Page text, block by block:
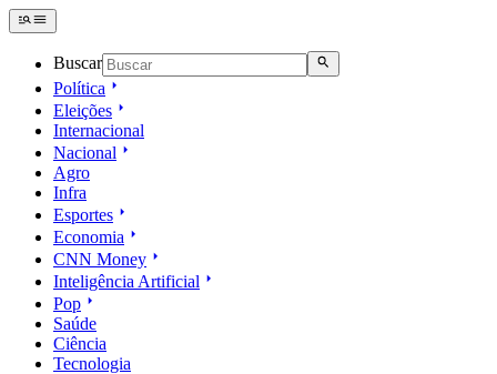
Buscar
Política
Eleições
Internacional
Nacional
Agro
Infra
Esportes
Economia
CNN Money
Inteligência Artificial
Pop
Saúde
Ciência
Tecnologia